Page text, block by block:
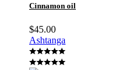
Cinnamon oil
$45.00
Ashtanga